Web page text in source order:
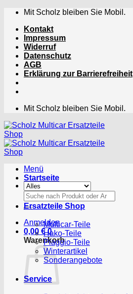
Zum
springen
Mit Scholz bleiben Sie Mobil.
Kontakt
Impressum
Widerruf
Datenschutz
AGB
Erklärung zur Barrierefreiheit
Mit Scholz bleiben Sie Mobil.
Menü
Suchen
nach:
Anmelden
0,00 € 0
Warenkorb
Startseite
Ersatzteile Shop
Multicar-Teile
Hako-Teile
Piaggio-Teile
Winterartikel
Sonderangebote
Service